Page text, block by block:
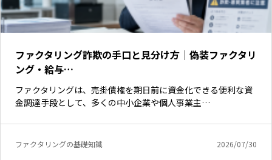
ファクタリング詐欺の手口と見分け方｜偽装ファクタリ
ング・給与…
ファクタリングは、売掛債権を期日前に資金化できる便利な資
金調達手段として、多くの中小企業や個人事業主…
ファクタリングの基礎知識 2026/07/30
いますぐ無料登録